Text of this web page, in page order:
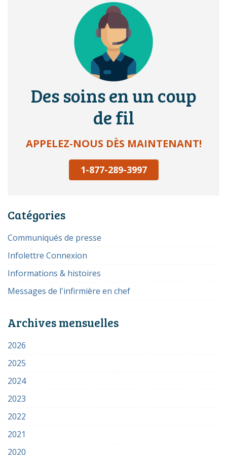
Des soins en un coup
de fil
APPELEZ-NOUS DÈS MAINTENANT!
1-877-289-3997
Catégories
Communiqués de presse
Infolettre Connexion
Informations & histoires
Messages de l'infirmière en chef
Archives mensuelles
2026
2025
2024
2023
2022
2021
2020